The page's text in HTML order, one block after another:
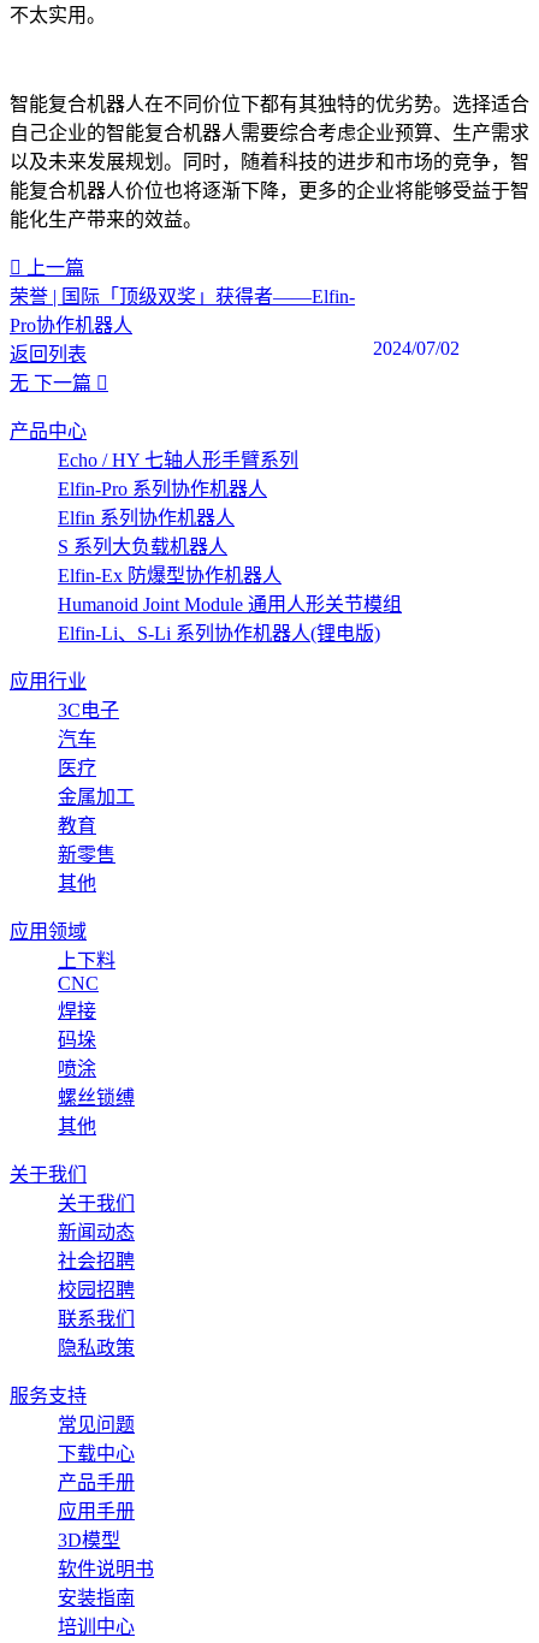
不太实用。
智能复合机器人在不同价位下都有其独特的优劣势。选择适合
自己企业的智能复合机器人需要综合考虑企业预算、生产需求
以及未来发展规划。同时，随着科技的进步和市场的竞争，智
能复合机器人价位也将逐渐下降，更多的企业将能够受益于智
能化生产带来的效益。
上一篇
荣誉 | 国际「顶级双奖」获得者——Elfin-
Pro协作机器人
2024/07/02
返回列表
无 下一篇
产品中心
Echo / HY 七轴人形手臂系列
Elfin-Pro 系列协作机器人
Elfin 系列协作机器人
S 系列大负载机器人
Elfin-Ex 防爆型协作机器人
Humanoid Joint Module 通用人形关节模组
Elfin-Li、S-Li 系列协作机器人(锂电版)
应用行业
3C电子
汽车
医疗
金属加工
教育
新零售
其他
应用领域
上下料
CNC
焊接
码垛
喷涂
螺丝锁缚
其他
关于我们
关于我们
新闻动态
社会招聘
校园招聘
联系我们
隐私政策
服务支持
常见问题
下载中心
产品手册
应用手册
3D模型
软件说明书
安装指南
培训中心